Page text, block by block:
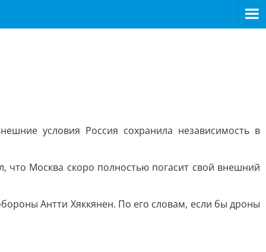
условия Россия сохранила независимость в
что Москва скоро полностью погасит свой внешний
Антти Хяккянен. По его словам, если бы дроны